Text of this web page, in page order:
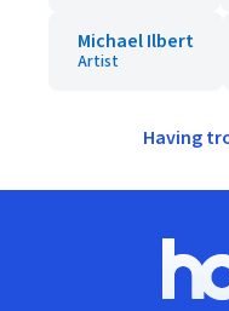
Michael Ilbert
Artist
Having